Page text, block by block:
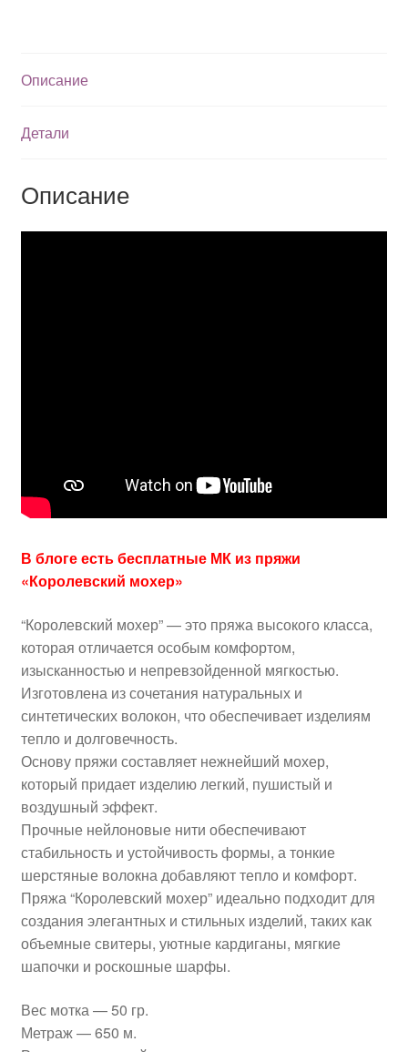
Описание
Детали
Описание
В блоге есть бесплатные МК из пряжи
«Королевский мохер»
“Королевский мохер” — это пряжа высокого класса,
которая отличается особым комфортом,
изысканностью и непревзойденной мягкостью.
Изготовлена из сочетания натуральных и
синтетических волокон, что обеспечивает изделиям
тепло и долговечность.
Основу пряжи составляет нежнейший мохер,
который придает изделию легкий, пушистый и
воздушный эффект.
Прочные нейлоновые нити обеспечивают
стабильность и устойчивость формы, а тонкие
шерстяные волокна добавляют тепло и комфорт.
Пряжа “Королевский мохер” идеально подходит для
создания элегантных и стильных изделий, таких как
объемные свитеры, уютные кардиганы, мягкие
шапочки и роскошные шарфы.
Вес мотка — 50 гр.
Метраж — 650 м.